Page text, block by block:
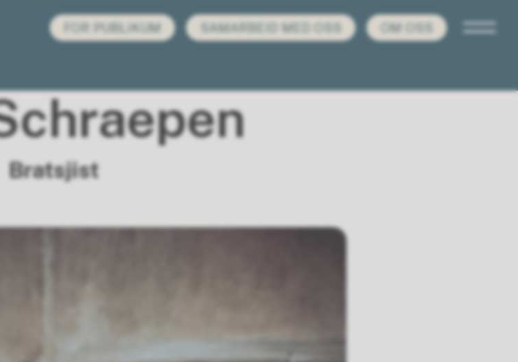
FOR PUBLIKUM SAMARBEID MED OSS OM OSS
Bratsjist